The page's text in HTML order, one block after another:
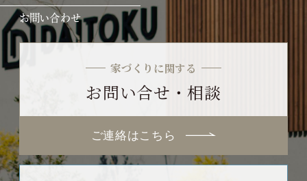
お問い合わせ
家づくりに関する
お問い合せ・相談
ご連絡はこちら